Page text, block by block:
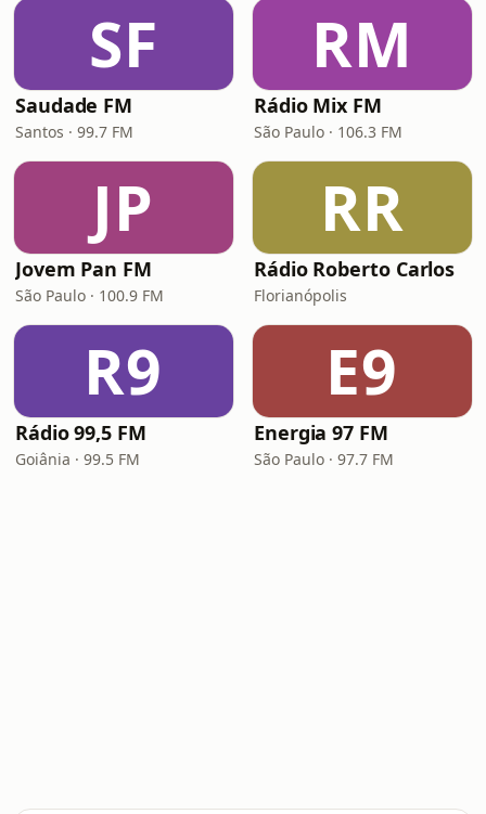
SF
Saudade FM
Santos · 99.7 FM
RM
Rádio Mix FM
São Paulo · 106.3 FM
JP
Jovem Pan FM
São Paulo · 100.9 FM
RR
Rádio Roberto Carlos
Florianópolis
R9
Rádio 99,5 FM
Goiânia · 99.5 FM
E9
Energia 97 FM
São Paulo · 97.7 FM